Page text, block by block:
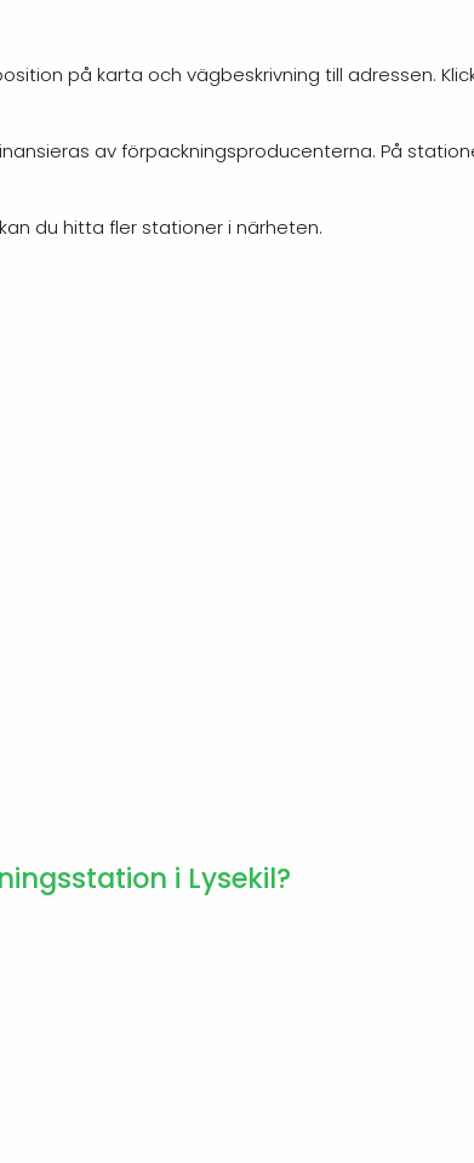
på karta och vägbeskrivning till adressen.
av förpackningsproducenterna. På
du hitta fler stationer i närheten.
i Lysekil?